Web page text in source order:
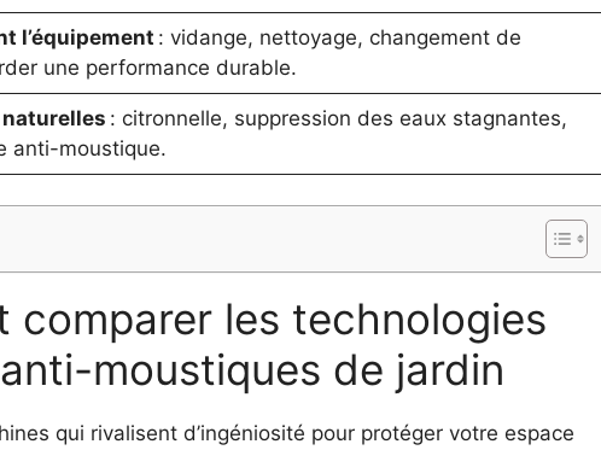
l’équipement : vidange, nettoyage, changement de
une performance durable.
: citronnelle, suppression des eaux stagnantes,
anti-moustique.
comparer les technologies
moustiques de jardin
qui rivalisent d’ingéniosité pour protéger votre espace